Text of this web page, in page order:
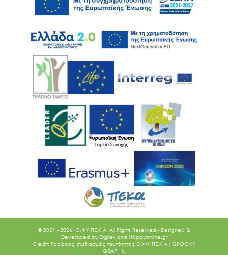
© 2021 - 2026. O.ΦΥ.ΠΕ.Κ.Α. All Rights Reserved - Designed &
Developed by Digilex and Happyonline.gr
Credit: Γραφικός σχεδιασμός ταυτότητας Ο.ΦΥ.ΠΕ.Κ.Α.: GROOVY
GRAPHX.